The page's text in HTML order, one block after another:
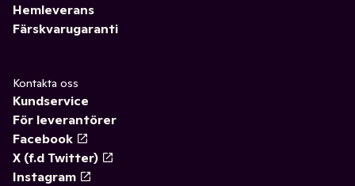
Hemleverans
Färskvarugaranti
Kontakta oss
Kundservice
För leverantörer
Facebook
X (f.d Twitter)
Instagram